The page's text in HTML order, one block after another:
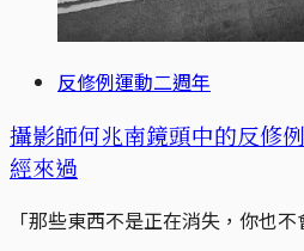
反修例運動二週年
攝影師何兆南鏡頭中的反修
經來過
「那些東西不是正在消失，你也不